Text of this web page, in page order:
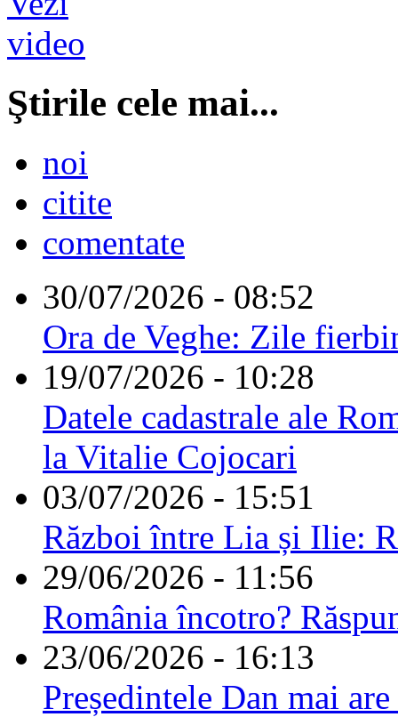
Ştirile cele mai...
noi
citite
comentate
30/07/2026 - 08:52
Ora de Veghe: Zile
19/07/2026 - 10:28
Datele cadastrale ale
la Vitalie Cojocari
03/07/2026 - 15:51
Război între Lia și Ilie:
29/06/2026 - 11:56
România încotro?
23/06/2026 - 16:13
Președintele Dan mai